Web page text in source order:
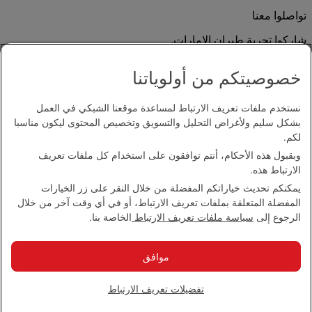
تواصلوا معنا
شاركوا تجربة طيران الإمارات.
بيان إمكانية الدخول
اتصل بنا
سياسة الخصوصية
الشروط والأحكام
سياسة ملفات تعريف الارتباط
بيان الشفافية بموجب قانون مكافحة العبودية الحديثة
خصوصيتكم من أولوياتنا
نستخدم ملفات تعريف الارتباط لمساعدة موقعنا الشبكي في العمل
بشكل سليم ولأغراض التحليل والتسويق وتخصيص المحتوى ليكون مناسبا
لكم.
وبقبول هذه الأحكام، أنتم توافقون على استخدام كل ملفات تعريف
الارتباط هذه.
يمكنكم تحديث خياراتكم المفضلة من خلال النقر على زر الخيارات
المفضلة المتعلقة بملفات تعريف الارتباط، أو في أي وقت آخر من خلال
الرجوع إلى سياسة ملفات تعريف الارتباط الخاصة بنا.
تفضيلات تعريف الارتباط
موافق